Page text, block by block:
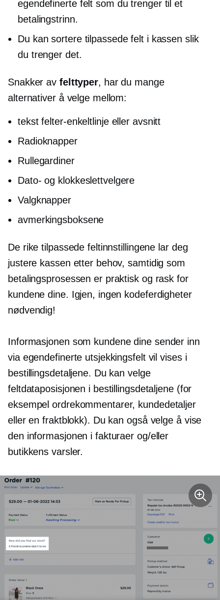
egendefinerte felt som du trenger til et
betalingstrinn.
Du kan sortere tilpassede felt i kassen slik
du trenger det.
Snakker av felttyper, har du mange
alternativer å velge mellom:
tekstfelter-enkeltlinjeeller avsnitt
Radioknapper
Rullegardiner
Dato- og klokkeslettvelgere
Valgknapper
avmerkingsboksene
De rike tilpassede feltinnstillingene lar deg
justere kassen etter behov, samtidig som
betalingsprosessen er praktisk og rask for
kundene dine. Igjen, ingen kodeferdigheter
nødvendig!
Informasjonen som kundene dine sender inn
via egendefinerte utsjekkingsfelt vil vises i
bestillingsdetaljene. Du kan velge
feltdataposisjonen i bestillingsdetaljene (for
eksempel ordrekommentarer, kundedetaljer
eller en fraktblokk). Du kan også velge å vise
den informasjonen i fakturaer og/eller
butikkens varsler.